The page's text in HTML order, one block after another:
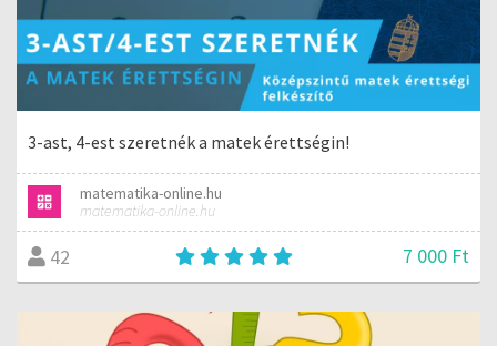
3-ast, 4-est szeretnék a matek érettségin!
matematika-online.hu
matematika-online.hu
42 7 000 Ft